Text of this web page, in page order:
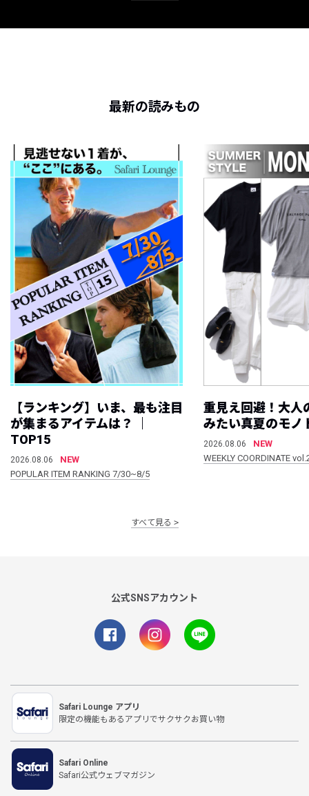
最新の読みもの
【ランキング】いま、最も注目
が集まるアイテムは？ ｜
TOP15
2026.08.06
NEW
POPULAR ITEM RANKING 7/30~8/5
重見え回避！大人
みたい真夏のモノ
2026.08.06
NEW
WEEKLY COORDINATE
すべて見る
公式SNSアカウント
Safari Lounge アプリ
限定の機能もあるアプリでサクサクお買い物
Safari Online
Safari公式ウェブマガジン